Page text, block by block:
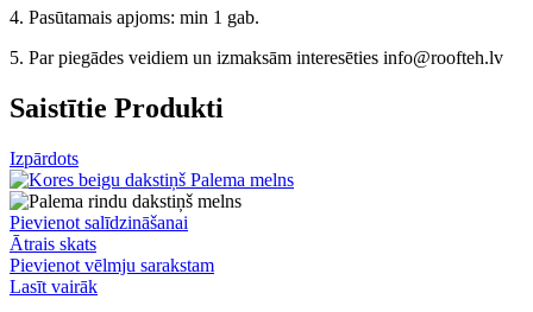
4. Pasūtamais apjoms: min 1 gab.
5. Par piegādes veidiem un izmaksām interesēties info@roofteh.lv
Saistītie Produkti
Izpārdots
Pievienot salīdzināšanai
Ātrais skats
Pievienot vēlmju sarakstam
Lasīt vairāk